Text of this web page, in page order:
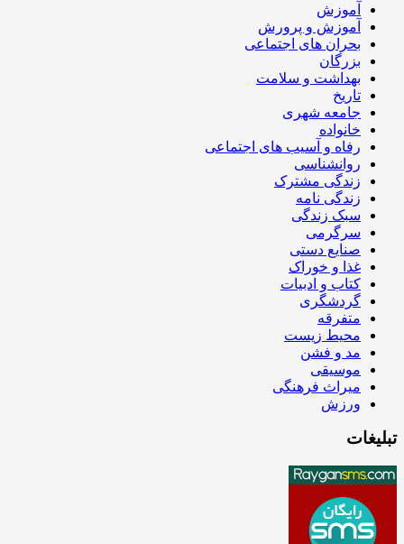
آموزش
آموزش و پرورش
بحران های اجتماعی
بزرگان
بهداشت و سلامت
تاریخ
جامعه شهری
خانواده
رفاه و آسیب های اجتماعی
روانشناسی
زندگی مشترک
زندگی نامه
سبک زندگی
سرگرمی
صنایع دستی
غذا و خوراک
کتاب و ادبیات
گردشگری
متفرقه
محیط زیست
مد و فشن
موسیقی
میراث فرهنگی
ورزش
تبلیغات